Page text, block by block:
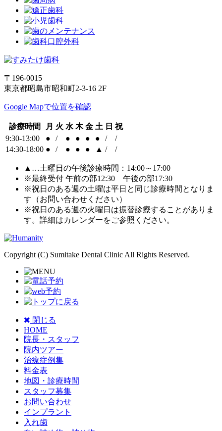
〒196-0015
東京都昭島市昭和町2-3-16 2F
Google Mapで位置を確認
診療時間 月 火 水 木 金 土 日 祝
9:30-13:00
● / ● ● ● ● /
/
14:30-18:00 ● / ● ● ● ▲ / /
▲…土曜日の午後診療時間：14:00～17:00
※最終受付 午前の部12:30 午後の部17:30
※祝日のある週の土曜は平日と同じ診療時間となりま
す（お問い合わせください）
※祝日のある週の火曜日は振替診療することがありま
す。詳細はカレンダーをご参照ください。
Copyright (C) Sumitake Dental Clinic All Rights Reserved.
閉じる
HOME
院長・スタッフ
院内ツアー
治療症例集
料金表
地図・診療時間
スタッフ募集
お問い合わせ
インプラント
入れ歯